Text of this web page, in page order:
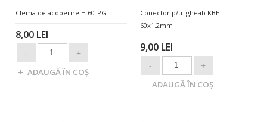
Clema de acoperire H:60-PG
8,00 LEI
Conector p/u jgheab KBE
60x1.2mm
9,00 LEI